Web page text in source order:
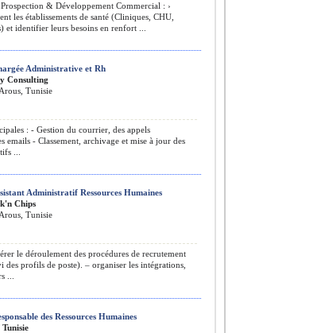
& Développement Commercial : ›
les établissements de santé (Cliniques, CHU,
et identifier leurs besoins en renfort ...
Administrative et Rh
Consulting
Tunisie
: - Gestion du courrier, des appels
emails - Classement, archivage et mise à jour des
...
Administratif Ressources Humaines
Chips
Tunisie
le déroulement des procédures de recrutement
des profils de poste). – organiser les intégrations,
...
des Ressources Humaines
Tunisie